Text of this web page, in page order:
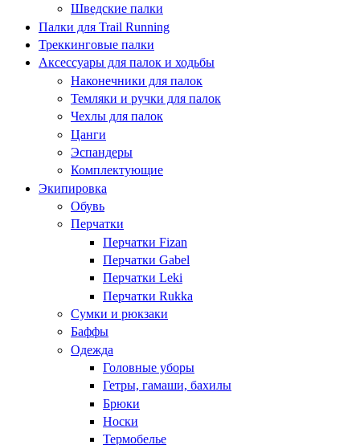
Шведские палки
Палки для Trail Running
Треккинговые палки
Аксессуары для палок и ходьбы
Наконечники для палок
Темляки и ручки для палок
Чехлы для палок
Цанги
Эспандеры
Комплектующие
Экипировка
Обувь
Перчатки
Перчатки Fizan
Перчатки Gabel
Перчатки Leki
Перчатки Rukka
Сумки и рюкзаки
Баффы
Одежда
Головные уборы
Гетры, гамаши, бахилы
Брюки
Носки
Термобелье